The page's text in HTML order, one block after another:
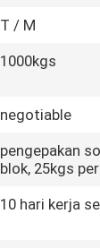
T / M
1000kgs
negotiable
pengepakan
blok, 25kgs
10 hari kerja